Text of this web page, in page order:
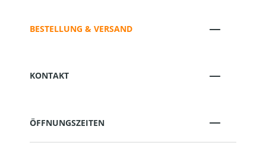
BESTELLUNG & VERSAND
KONTAKT
ÖFFNUNGSZEITEN